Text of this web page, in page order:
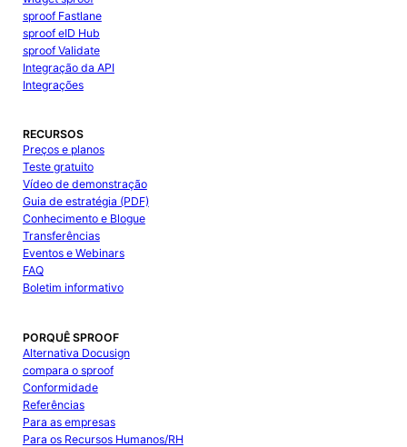
sproof Fastlane
sproof eID Hub
sproof Validate
Integração da API
Integrações
RECURSOS
Preços e planos
Teste gratuito
Vídeo de demonstração
Guia de estratégia (PDF)
Conhecimento e Blogue
Transferências
Eventos e Webinars
FAQ
Boletim informativo
PORQUÊ SPROOF
Alternativa Docusign
compara o sproof
Conformidade
Referências
Para as empresas
Para os Recursos Humanos/RH